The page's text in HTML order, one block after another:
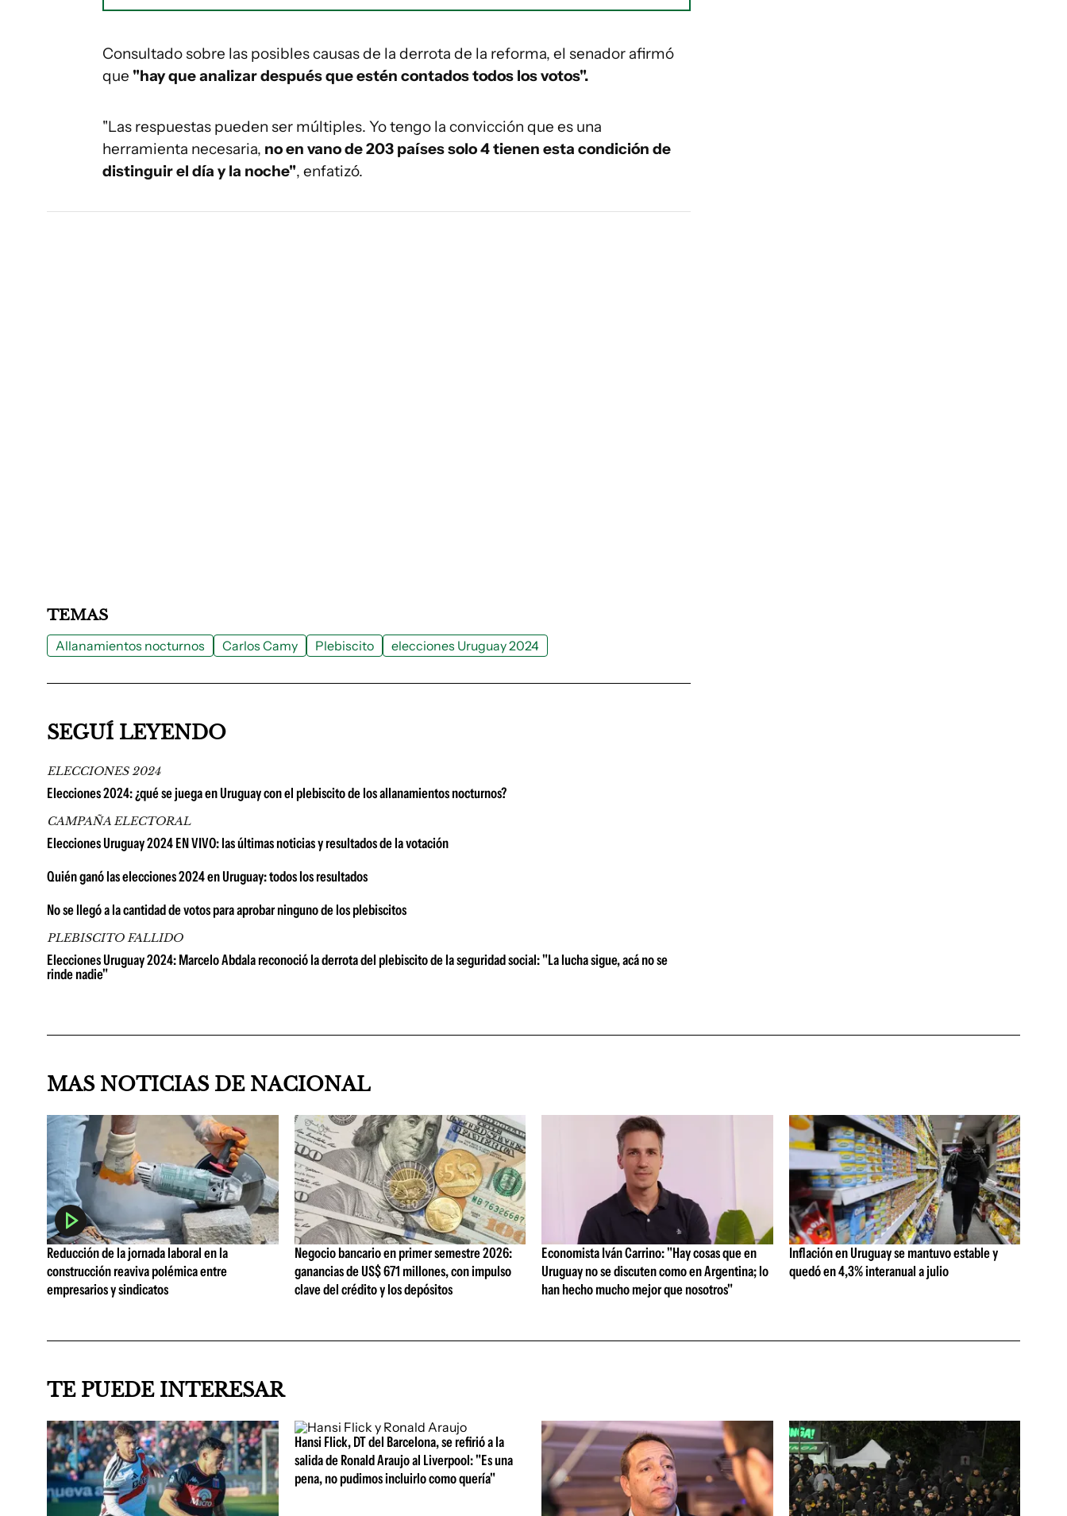
Consultado sobre las posibles causas de la derrota de la reforma, el senador afirmó
que "hay que analizar después que estén contados todos los votos".
"Las respuestas pueden ser múltiples. Yo tengo la convicción que es una
herramienta necesaria, no en vano de 203 países solo 4 tienen esta condición de
distinguir el día y la noche", enfatizó.
TEMAS
Allanamientos nocturnos Carlos Camy Plebiscito elecciones Uruguay 2024
SEGUÍ LEYENDO
ELECCIONES 2024
Elecciones 2024: ¿qué se juega en Uruguay con el plebiscito de los allanamientos nocturnos?
CAMPAÑA ELECTORAL
Elecciones Uruguay 2024 EN VIVO: las últimas noticias y resultados de la votación
Quién ganó las elecciones 2024 en Uruguay: todos los resultados
No se llegó a la cantidad de votos para aprobar ninguno de los plebiscitos
PLEBISCITO FALLIDO
Elecciones Uruguay 2024: Marcelo Abdala reconoció la derrota del plebiscito de la seguridad social: "La lucha sigue, acá no se
rinde nadie"
MAS NOTICIAS DE NACIONAL
Reducción de la jornada laboral en la
construcción reaviva polémica entre
empresarios y sindicatos
Negocio bancario en primer semestre 2026:
ganancias de US$ 671 millones, con impulso
clave del crédito y los depósitos
Economista Iván Carrino: "Hay cosas que en
Uruguay no se discuten como en Argentina; lo
han hecho mucho mejor que nosotros"
Inflación en Uruguay se mantuvo estable y
quedó en 4,3% interanual a julio
TE PUEDE INTERESAR
Hansi Flick, DT del Barcelona, se refirió a la
salida de Ronald Araujo al Liverpool: "Es una
pena, no pudimos incluirlo como quería"